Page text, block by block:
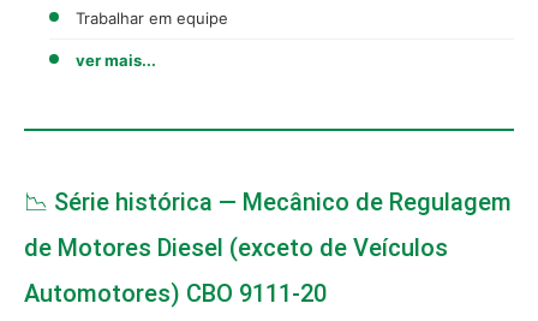
Trabalhar em equipe
ver mais...
📉 Série histórica — Mecânico de Regulagem
de Motores Diesel (exceto de Veículos
Automotores) CBO 9111-20